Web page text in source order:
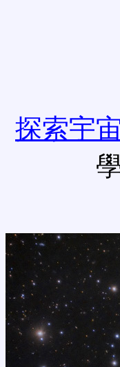
探索宇宙